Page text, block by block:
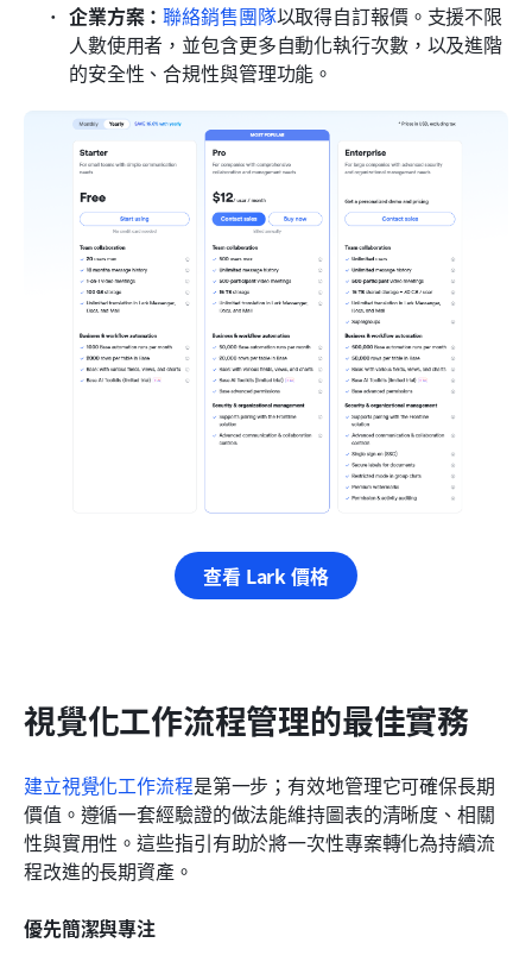
企業方案：聯絡銷售團隊以取得自訂報價。支援不限
人數使用者，並包含更多自動化執行次數，以及進階
的安全性、合規性與管理功能。
查看 Lark 價格
視覺化工作流程管理的最佳實務
建立視覺化工作流程是第一步；有效地管理它可確保長期
價值。遵循一套經驗證的做法能維持圖表的清晰度、相關
性與實用性。這些指引有助於將一次性專案轉化為持續流
程改進的長期資產。
優先簡潔與專注